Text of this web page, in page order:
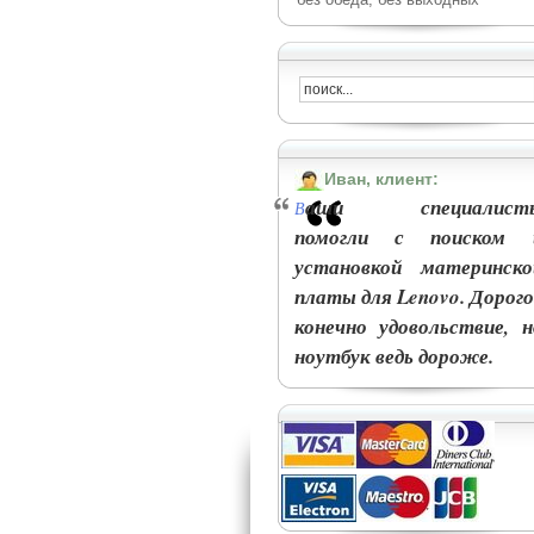
Иван, клиент:
Ваши
помогли с поиском
установкой
платы для Lenovo.
конечно удовольствие,
ноутбук ведь дороже.